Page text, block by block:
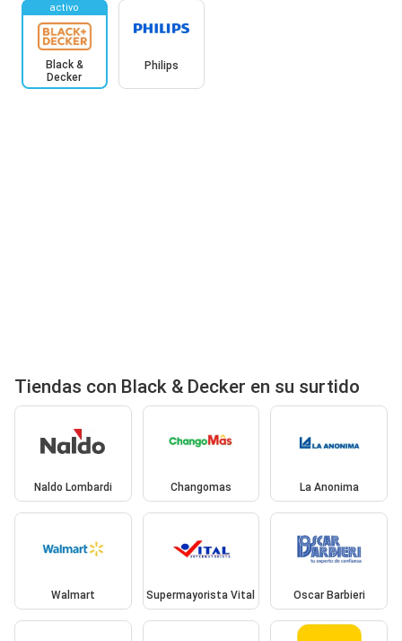
activo
Black &
Decker
Philips
Tiendas con Black & Decker en su surtido
Naldo Lombardi Changomas La Anonima
Walmart Supermayorista Vital Oscar Barbieri